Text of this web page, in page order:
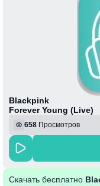
Blackpink
Forever Young (Live)
658 Просмотров
Скачать бесплатно